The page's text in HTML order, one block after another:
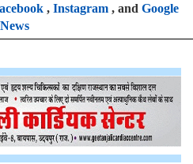
, Instagram, and Google
News